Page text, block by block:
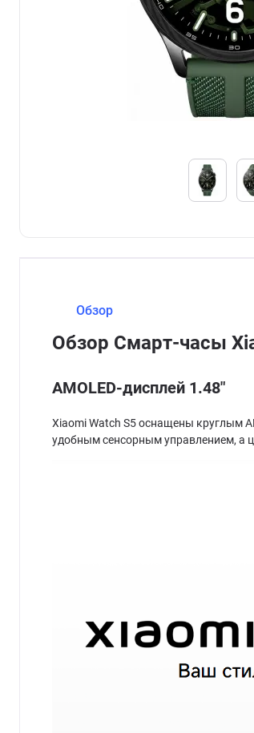
Обзор
Обзор Смарт-часы
AMOLED-дисплей 1.48"
Xiaomi Watch S5 оснащены круглым
удобным сенсорным управлением, а